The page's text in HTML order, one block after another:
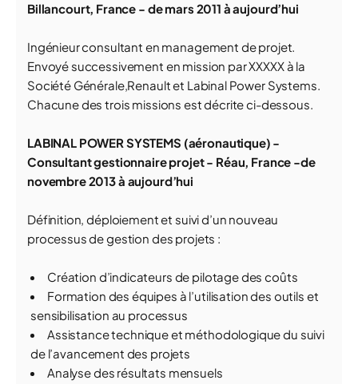
Billancourt, France - de mars 2011 à aujourd’hui
Ingénieur consultant en management de projet.
Envoyé successivement en mission par XXXXX à la
Société Générale,Renault et Labinal Power Systems.
Chacune des trois missions est décrite ci-dessous.
LABINAL POWER SYSTEMS (aéronautique) -
Consultant gestionnaire projet - Réau, France -de
novembre 2013 à aujourd’hui
Définition, déploiement et suivi d’un nouveau
processus de gestion des projets :
Création d’indicateurs de pilotage des coûts
Formation des équipes à l’utilisation des outils et
sensibilisation au processus
Assistance technique et méthodologique du suivi
de l’avancement des projets
Analyse des résultats mensuels